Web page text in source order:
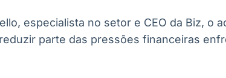
especialista no setor e CEO da Biz, o
parte das pressões financeiras